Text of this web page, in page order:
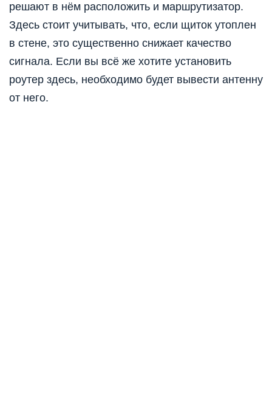
решают в нём расположить и маршрутизатор.
Здесь стоит учитывать, что, если щиток утоплен
в стене, это существенно снижает качество
сигнала. Если вы всё же хотите установить
роутер здесь, необходимо будет вывести антенну
от него.